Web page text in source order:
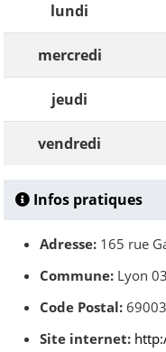
lundi
mercredi
jeudi
vendredi
Infos pratiques
Adresse: 165 rue
Commune: Lyon 03
Code Postal: 69003
Site internet: